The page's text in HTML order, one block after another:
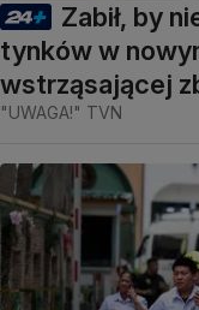
Zabił, by
tynków w
wstrząsającej
"UWAGA!" TVN